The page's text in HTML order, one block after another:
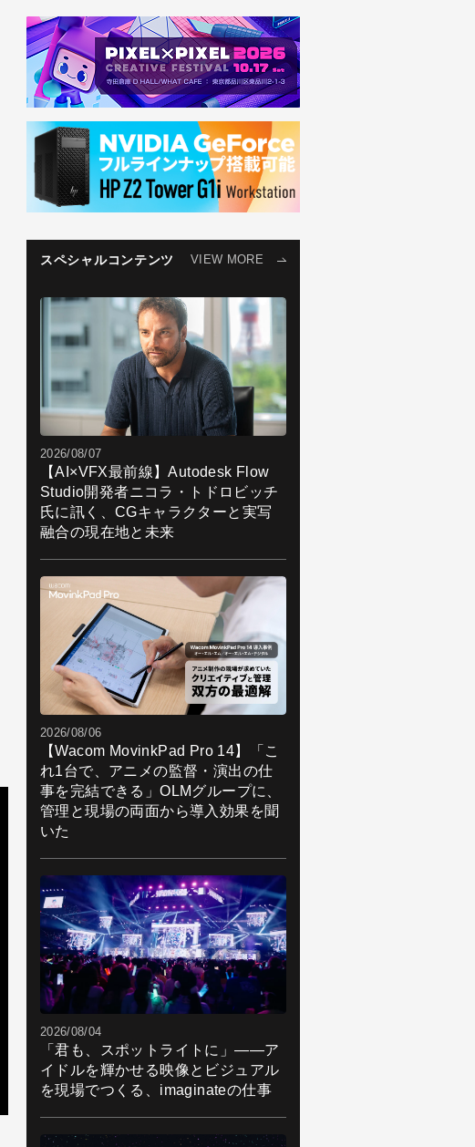
スペシャルコンテンツ VIEW MORE
2026/08/07
【AI×VFX最前線】Autodesk Flow
Studio開発者ニコラ・トドロビッチ
氏に訊く、CGキャラクターと実写
融合の現在地と未来
2026/08/06
【Wacom MovinkPad Pro 14】「こ
れ1台で、アニメの監督・演出の仕
事を完結できる」OLMグループに、
管理と現場の両面から導入効果を聞
いた
2026/08/04
「君も、スポットライトに」――ア
イドルを輝かせる映像とビジュアル
を現場でつくる、imaginateの仕事